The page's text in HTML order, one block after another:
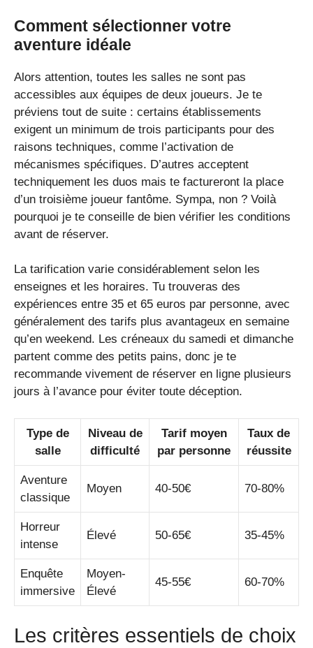
Comment sélectionner votre
aventure idéale
Alors attention, toutes les salles ne sont pas
accessibles aux équipes de deux joueurs. Je te
préviens tout de suite : certains établissements
exigent un minimum de trois participants pour des
raisons techniques, comme l’activation de
mécanismes spécifiques. D’autres acceptent
techniquement les duos mais te factureront la place
d’un troisième joueur fantôme. Sympa, non ? Voilà
pourquoi je te conseille de bien vérifier les conditions
avant de réserver.
La tarification varie considérablement selon les
enseignes et les horaires. Tu trouveras des
expériences entre 35 et 65 euros par personne, avec
généralement des tarifs plus avantageux en semaine
qu’en weekend. Les créneaux du samedi et dimanche
partent comme des petits pains, donc je te
recommande vivement de réserver en ligne plusieurs
jours à l’avance pour éviter toute déception.
Type de
salle
Niveau de
difficulté
Tarif moyen
par personne
Taux de
réussite
Aventure
classique
Moyen 40-50€ 70-80%
Horreur
intense
Élevé 50-65€ 35-45%
Enquête
immersive
Moyen-
Élevé
45-55€ 60-70%
Les critères essentiels de choix